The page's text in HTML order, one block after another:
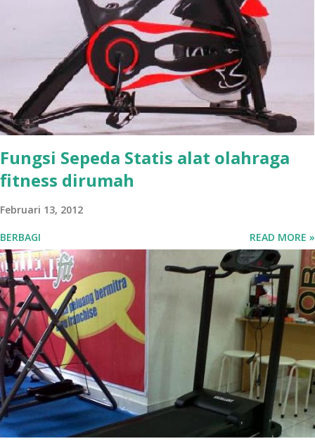
Fungsi Sepeda Statis alat olahraga
fitness dirumah
Februari 13, 2012
BERBAGI READ MORE »